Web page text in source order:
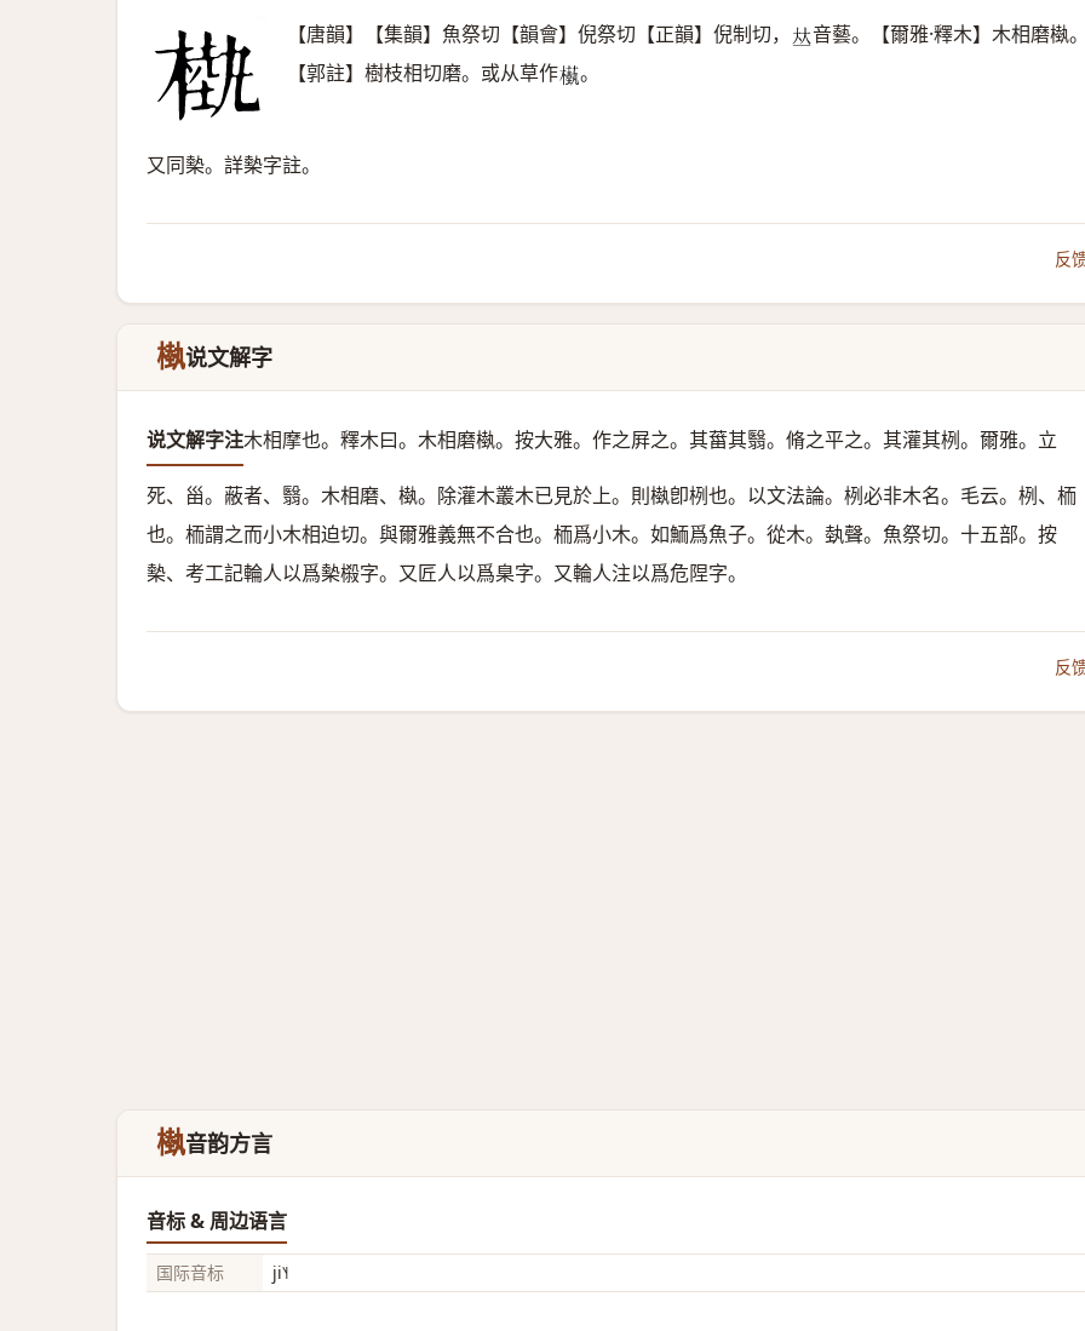
【唐韻】【集韻】魚祭切【韻會】倪祭切【正韻】倪制切， 𠀤音藝。【爾雅·釋木】木相磨槸
【郭註】樹枝相切磨。或从草作𣞕 。
又同槷。詳槷字註。
反
槸说文解字
说文解字注木相摩也。 釋木曰。木相磨槸。按大雅。作之屛之。其葘其翳。脩之平之。其灌其栵。爾雅。立
死、甾。蔽者、翳。木相磨、槸。除灌木叢木已見於上。則槸卽栵也。以文法論。栵必非木名。毛云。栵、栭
也。栭謂之而小木相迫切。與爾雅義無不合也。栭爲小木。如鮞爲魚子。 從木。埶聲。 魚祭切。十五部。按
槷、考工記輪人以爲槷榝字。又匠人以爲臬字。又輪人注以爲危陧字。
反
槸音韵方言
音标 & 周边语言
国际音标 ji˥˧